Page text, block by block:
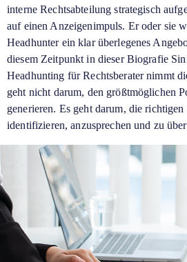
interne Rechtsabteilung strategisch
auf einen Anzeigenimpuls. Er oder sie
Headhunter ein klar überlegenes
diesem Zeitpunkt in dieser Biografie
Headhunting für Rechtsberater nimmt
geht nicht darum, den größtmöglichen
generieren. Es geht darum, die
identifizieren, anzusprechen und zu